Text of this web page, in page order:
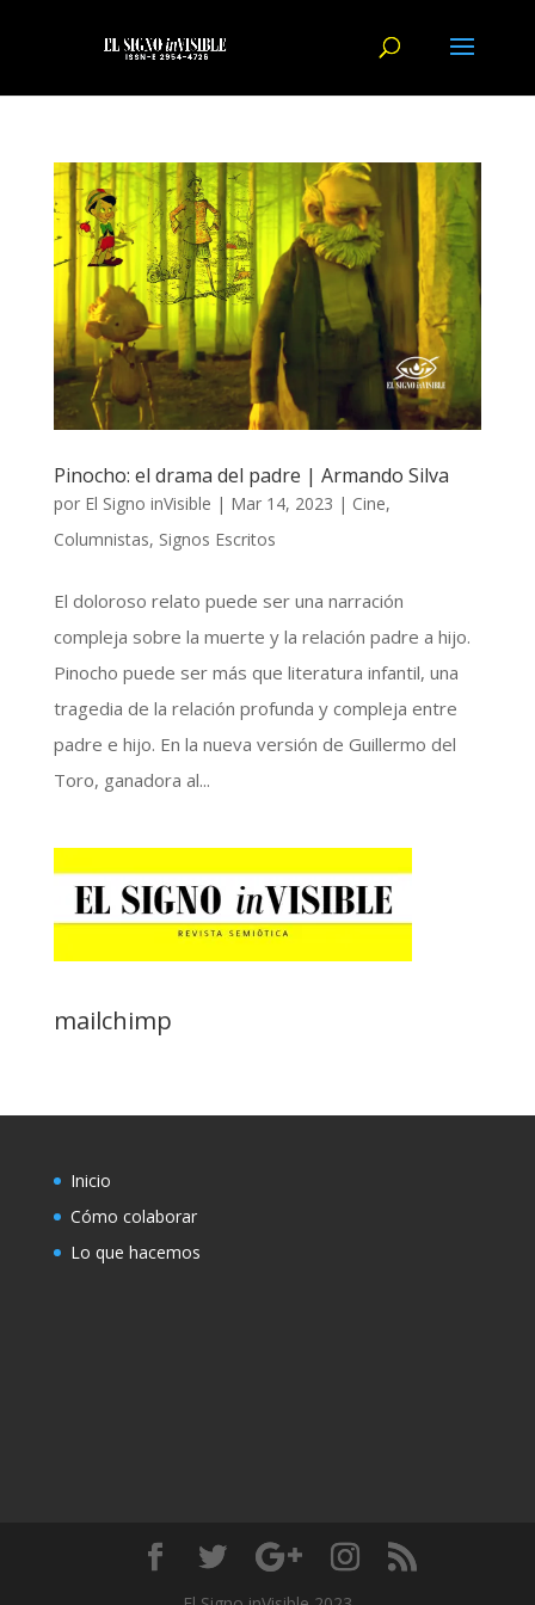
Pinocho: el drama del padre | Armando Silva
por El Signo inVisible | Mar 14, 2023 | Cine,
Columnistas, Signos Escritos
El doloroso relato puede ser una narración
compleja sobre la muerte y la relación padre a hijo.
Pinocho puede ser más que literatura infantil, una
tragedia de la relación profunda y compleja entre
padre e hijo. En la nueva versión de Guillermo del
Toro, ganadora al...
mailchimp
Inicio
Cómo colaborar
Lo que hacemos